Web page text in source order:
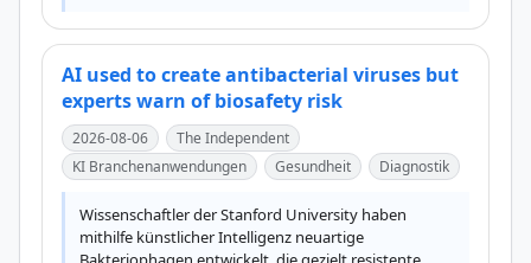
AI used to create antibacterial viruses but
experts warn of biosafety risk
2026-08-06
The Independent
KI Branchenanwendungen
Gesundheit Diagnostik
Wissenschaftler der Stanford University haben
mithilfe künstlicher Intelligenz neuartige